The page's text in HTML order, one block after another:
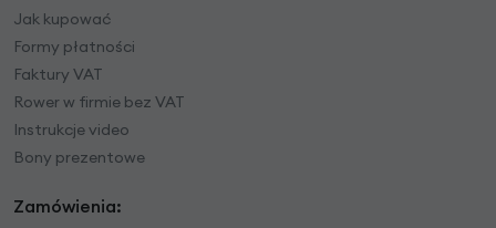
Jak kupować
Formy płatności
Faktury VAT
Rower w firmie bez VAT
Instrukcje video
Bony prezentowe
Zamówienia: